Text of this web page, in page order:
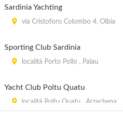
Sardinia Yachting
via Cristoforo Colombo 4, Olbia
Sporting Club Sardinia
località Porto Pollo , Palau
Yacht Club Poltu Quatu
località Poltu Quatu , Arzachena